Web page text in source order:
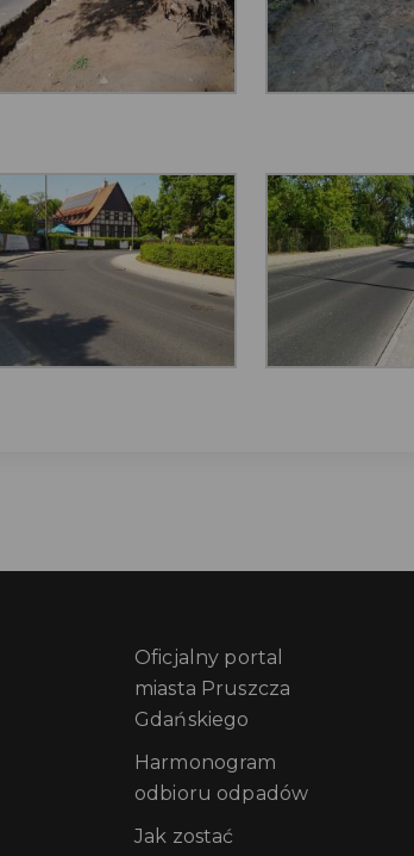
Oficjalny portal
miasta Pruszcza
Gdańskiego
Harmonogram
odbioru odpadów
Jak zostać